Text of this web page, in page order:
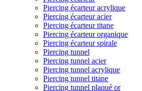
Piercing écarteur acrylique
Piercing écarteur acier
Piercing écarteur titane
Piercing écarteur organique
Piercing écarteur spirale
Piercing tunnel
Piercing tunnel acier
Piercing tunnel acrylique
Piercing tunnel titane
Piercing tunnel plaqué or